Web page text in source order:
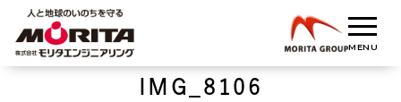
IMG_8106